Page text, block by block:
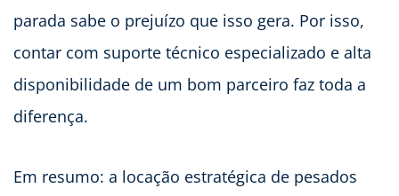
parada sabe o prejuízo que isso gera. Por isso,
contar com suporte técnico especializado e alta
disponibilidade de um bom parceiro faz toda a
diferença.
Em resumo: a locação estratégica de pesados